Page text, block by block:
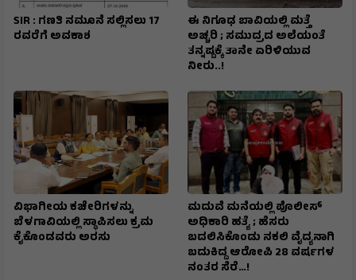
SIR : ಗಣತಿ ನಮೂನೆ ಸಲ್ಲಿಸಲು 17
ರವರೆಗೆ ಅವಕಾಶ
ಈ ನಿಗೂಢ ಬಾವಿಯಲ್ಲಿ ಮತ್ತೆ
ಅಚ್ಚರಿ ; ಸಮುದ್ರದ ಅಲೆಯಂತೆ
ತನ್ನಷ್ಟಕ್ಕೆ ತಾನೇ ಏರಿಳಿಯುವ
ನೀರು..!
ವಿಭಾಗೀಯ ಕಚೇರಿಗಳನ್ನು
ಬೆಳಗಾವಿಯಲ್ಲಿ ಸ್ಥಾಪಿಸಲು ಕ್ರಮ
ಕೈಕೊಂಡವರು ಅರಸು
ಮದುವೆ ಮನೆಯಲ್ಲಿ ಪೊಲೀಸ್
ಅಧಿಕಾರಿ ಹತ್ಯೆ ; ಹೆಸರು
ಬದಲಿಸಿಕೊಂಡು ನಕಲಿ ವೈದ್ಯನಾಗಿ
ಬದುಕಿದ್ದ ಆರೋಪಿ 28 ವರ್ಷಗಳ
ನಂತರ ಸೆರೆ…!